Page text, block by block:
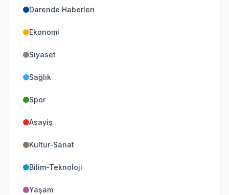
Darende Haberleri
Ekonomi
Siyaset
Sağlık
Spor
Asayiş
Kültür-Sanat
Bilim-Teknoloji
Yaşam